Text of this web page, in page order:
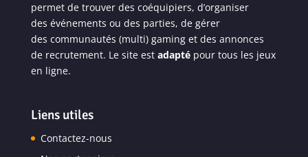
permet de trouver des coéquipiers, d’organiser
des événements ou des parties, de gérer
des communautés (multi) gaming et des annonces
de recrutement. Le site est adaptépour tous les jeux
en ligne.
Liens utiles
Contactez-nous